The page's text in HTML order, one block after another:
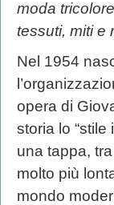
moda
tessuti, miti e
Nel 1954
opera di
storia lo
una tappa,
molto più
mondo